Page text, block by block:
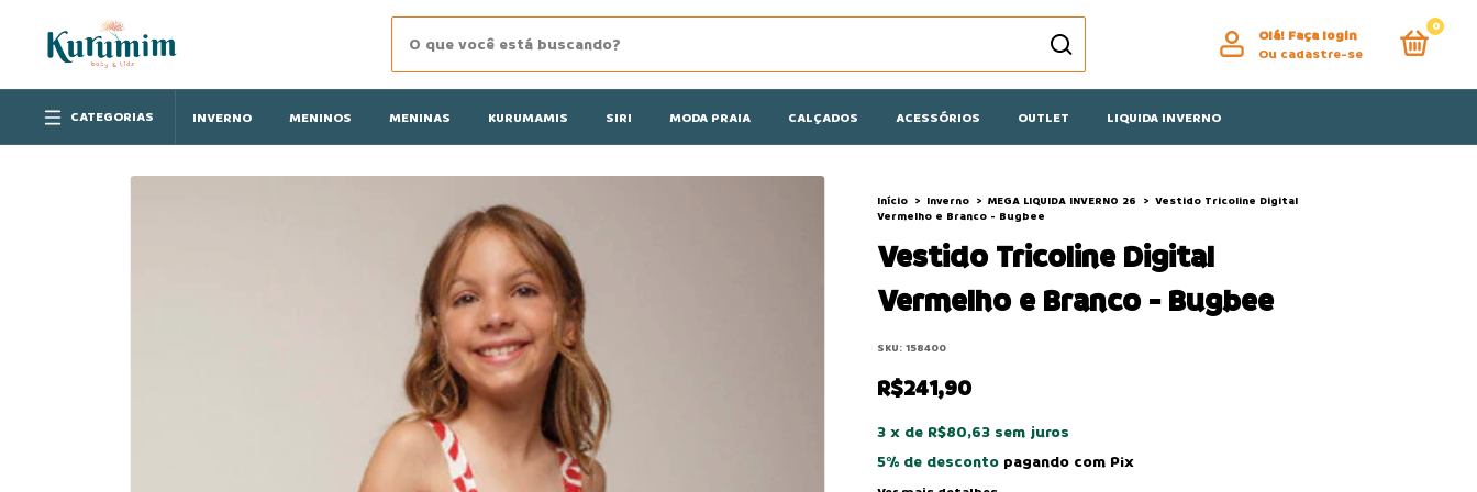
Olá! Faça login
Ou cadastre-se
0
CATEGORIAS INVERNO MENINOS MENINAS KURUMAMIS SIRI MODA PRAIA CALÇADOS ACESSÓRIOS OUTLET LIQUIDA INVERNO
Início > Inverno > MEGA LIQUIDA INVERNO 26 > Vestido Tricoline Digital
Vermelho e Branco - Bugbee
Vestido Tricoline Digital
Vermelho e Branco - Bugbee
SKU: 158400
R$241,90
3 x de R$80,63 sem juros
5% de desconto pagando com Pix